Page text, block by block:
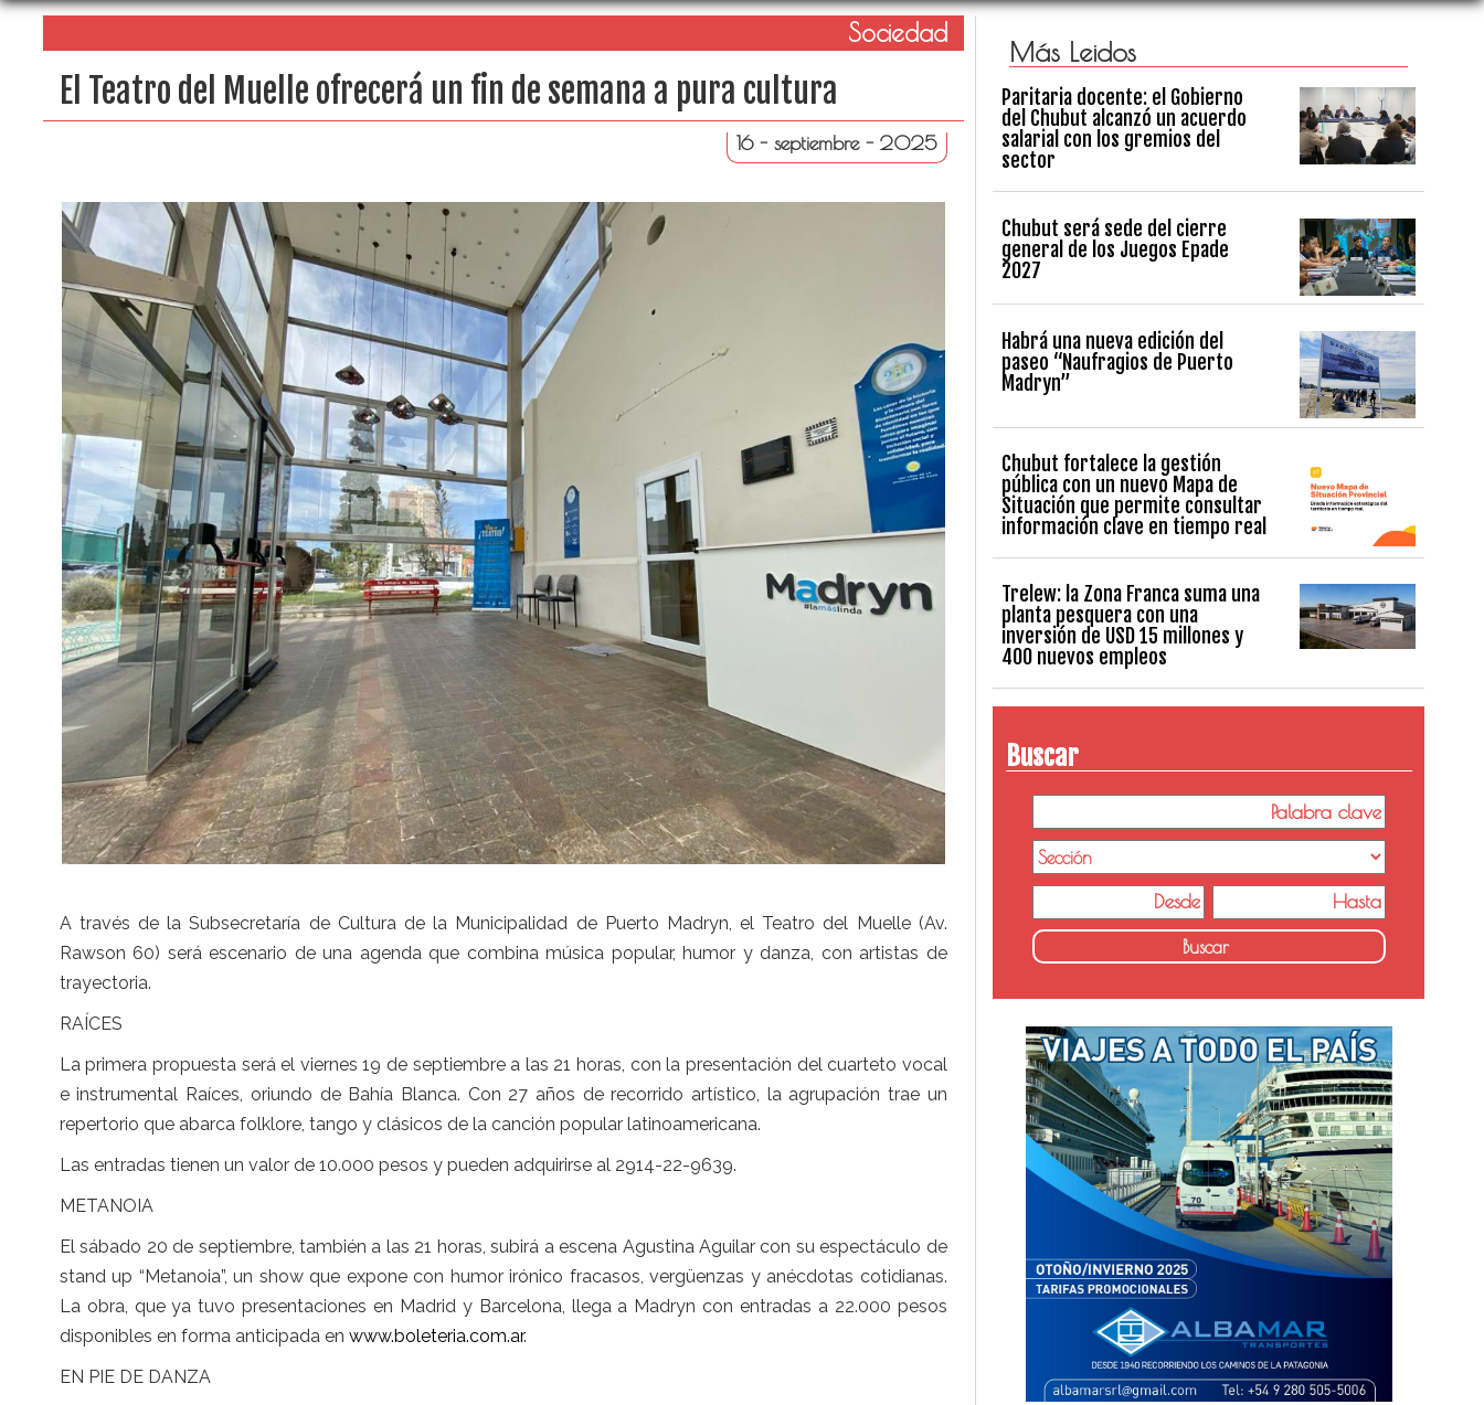
Sociedad
El Teatro del Muelle ofrecerá un fin de semana a pura cultura
16 - septiembre - 2025
A través de la Subsecretaría de Cultura de la Municipalidad de Puerto Madryn, el Teatro del Muelle (Av.
Rawson 60) será escenario de una agenda que combina música popular, humor y danza, con artistas de
trayectoria.
RAÍCES
La primera propuesta será el viernes 19 de septiembre a las 21 horas, con la presentación del cuarteto vocal
e instrumental Raíces, oriundo de Bahía Blanca. Con 27 años de recorrido artístico, la agrupación trae un
repertorio que abarca folklore, tango y clásicos de la canción popular latinoamericana.
Las entradas tienen un valor de 10.000 pesos y pueden adquirirse al 2914-22-9639.
METANOIA
El sábado 20 de septiembre, también a las 21 horas, subirá a escena Agustina Aguilar con su espectáculo de
stand up “Metanoia”, un show que expone con humor irónico fracasos, vergüenzas y anécdotas cotidianas.
La obra, que ya tuvo presentaciones en Madrid y Barcelona, llega a Madryn con entradas a 22.000 pesos
disponibles en forma anticipada en www.boleteria.com.ar.
EN PIE DE DANZA
Más Leidos
Paritaria docente: el Gobierno
del Chubut alcanzó un acuerdo
salarial con los gremios del
sector
Chubut será sede del cierre
general de los Juegos Epade
2027
Habrá una nueva edición del
paseo “Naufragios de Puerto
Madryn”
Chubut fortalece la gestión
pública con un nuevo Mapa de
Situación que permite consultar
información clave en tiempo real
Trelew: la Zona Franca suma una
planta pesquera con una
inversión de USD 15 millones y
400 nuevos empleos
Buscar